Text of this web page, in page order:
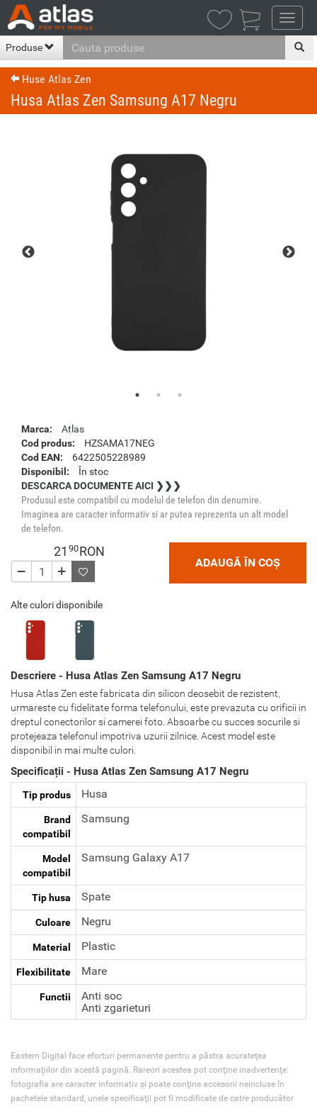
Produse
Huse Atlas Zen
Husa Atlas Zen Samsung A17 Negru
Marca:
Atlas
Cod produs:
HZSAMA17NEG
Cod EAN:
6422505228989
Disponibil:
În stoc
DESCARCA DOCUMENTE AICI ❯❯❯
Produsul este compatibil cu modelul de telefon din denumire.
Imaginea are caracter informativ si ar putea reprezenta un alt model
de telefon.
21 90RON
ADAUGĂ ÎN COȘ
Alte culori disponibile
Descriere - Husa Atlas Zen Samsung A17 Negru
Husa Atlas Zen este fabricata din silicon deosebit de rezistent,
urmareste cu fidelitate forma telefonului, este prevazuta cu orificii in
dreptul conectorilor si camerei foto. Absoarbe cu succes socurile si
protejeaza telefonul impotriva uzurii zilnice. Acest model este
disponibil in mai multe culori.
Specificații - Husa Atlas Zen Samsung A17 Negru
Tip produs Husa
Brand
compatibil
Samsung
Model
compatibil
Samsung Galaxy A17
Tip husa Spate
Culoare Negru
Material Plastic
Flexibilitate Mare
Functii
Anti soc
Anti zgarieturi
Eastern Digital face eforturi permanente pentru a păstra acurateţea
informaţiilor din acestă pagină. Rareori acestea pot conţine inadvertenţe:
fotografia are caracter informativ şi poate conţine accesorii neincluse în
pachetele standard, unele specificaţii pot fi modificate de catre producător